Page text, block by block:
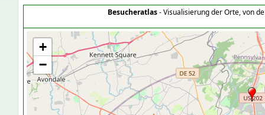
Besucheratlas- Visualisierung der Orte, von
+
−